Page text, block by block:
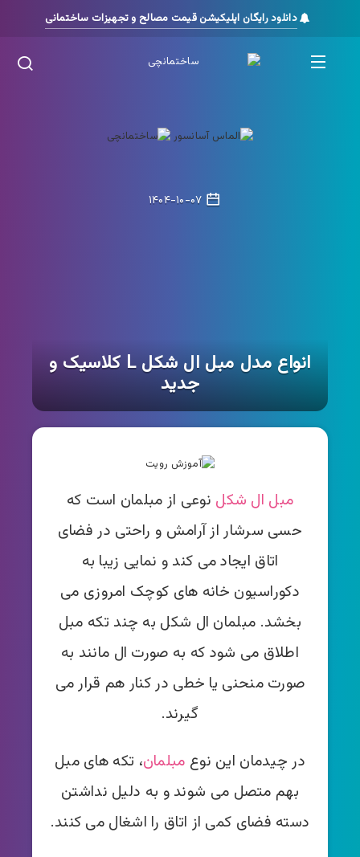
دانلود رایگان اپلیکیشن قیمت مصالح و تجهیزات ساختمانی
انواع مدل مبل ال شکل L کلاسیک و
جدید
مبل ال شکل نوعی از مبلمان است که
حسی سرشار از آرامش و راحتی در فضای
اتاق ایجاد می کند و نمایی زیبا به
دکوراسیون خانه های کوچک امروزی می
بخشد. مبلمان ال شکل به چند تکه مبل
اطلاق می شود که به صورت ال مانند به
صورت منحنی یا خطی در کنار هم قرار می
گیرند.
در چیدمان این نوع مبلمان، تکه های مبل
بهم متصل می شوند و به دلیل نداشتن
دسته فضای کمی از اتاق را اشغال می کنند.